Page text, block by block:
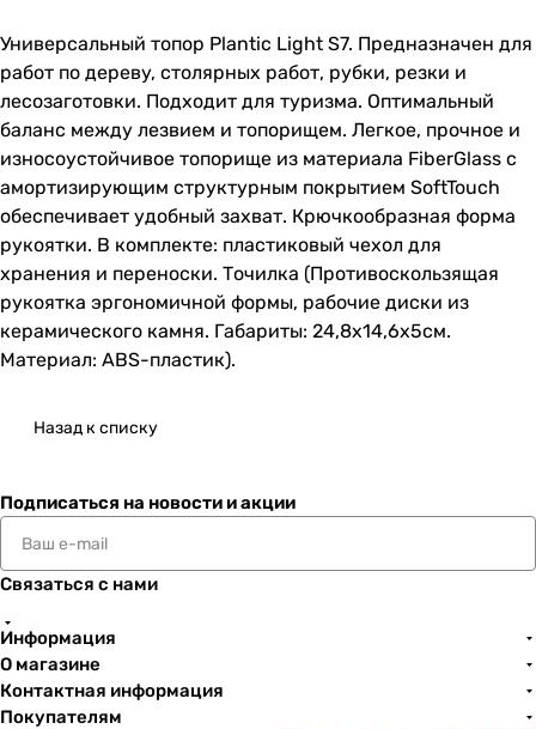
Универсальный топор Plantic Light S7. Предназначен для
работ по дереву, столярных работ, рубки, резки и
лесозаготовки. Подходит для туризма. Оптимальный
баланс между лезвием и топорищем. Легкое, прочное и
износоустойчивое топорище из материала FiberGlass с
амортизирующим структурным покрытием SoftTouch
обеспечивает удобный захват. Крючкообразная форма
рукоятки. В комплекте: пластиковый чехол для
хранения и переноски. Точилка (Противоскользящая
рукоятка эргономичной формы, рабочие диски из
керамического камня. Габариты: 24,8х14,6х5см.
Материал: ABS-пластик).
Назад к списку
Подписаться на новости и акции
Связаться с нами
Информация
О магазине
Контактная информация
Покупателям